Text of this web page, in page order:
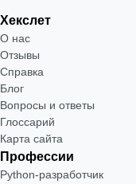
Хекслет
О нас
Отзывы
Справка
Блог
Вопросы и ответы
Глоссарий
Карта сайта
Профессии
Python-разработчик